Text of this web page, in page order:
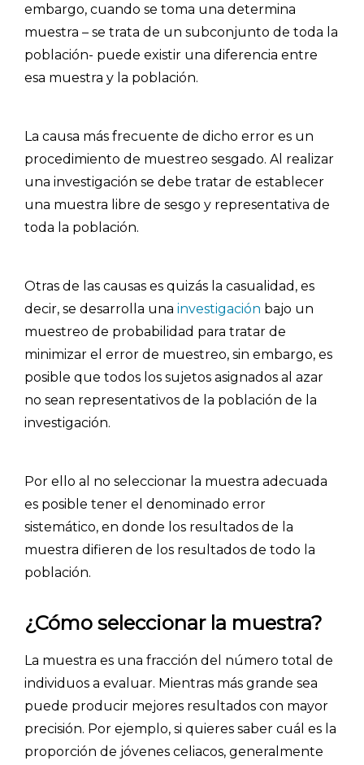
INICIO
CÓMO FUNCIONA
BLOG
ACCEDER →
embargo, cuando se toma una determina
muestra – se trata de un subconjunto de toda la
población- puede existir una diferencia entre
esa muestra y la población.
La causa más frecuente de dicho error es un
procedimiento de muestreo sesgado. Al realizar
una investigación se debe tratar de establecer
una muestra libre de sesgo y representativa de
toda la población.
Otras de las causas es quizás la casualidad, es
decir, se desarrolla una investigación bajo un
muestreo de probabilidad para tratar de
minimizar el error de muestreo, sin embargo, es
posible que todos los sujetos asignados al azar
no sean representativos de la población de la
investigación.
Por ello al no seleccionar la muestra adecuada
es posible tener el denominado error
sistemático, en donde los resultados de la
muestra difieren de los resultados de todo la
población.
¿Cómo seleccionar la muestra?
La muestra es una fracción del número total de
individuos a evaluar. Mientras más grande sea
puede producir mejores resultados con mayor
precisión. Por ejemplo, si quieres saber cuál es la
proporción de jóvenes celiacos, generalmente